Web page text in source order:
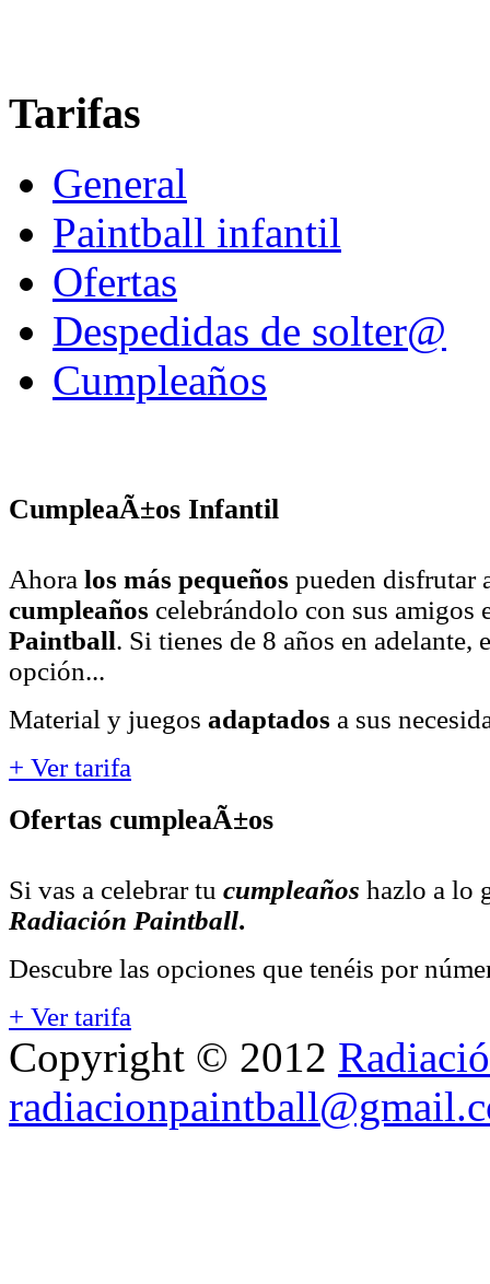
Tarifas
General
Paintball infantil
Ofertas
Despedidas de solter@
Cumpleaños
CumpleaÃ±os Infantil
Ahora los más pequeños pueden disfrutar
cumpleaños celebrándolo con sus amigos
Paintball. Si tienes de 8 años en adelante,
opción...
Material y juegos adaptados a sus
+ Ver tarifa
Ofertas cumpleaÃ±os
Si vas a celebrar tu cumpleaños hazlo a lo
Radiación Paintball.
Descubre las opciones que tenéis por
+ Ver tarifa
Copyright © 2012